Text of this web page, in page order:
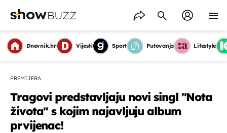
Dnevnik.hr Vijesti Sport Putovanja Lifestyle
PREMIJERA
Tragovi predstavljaju novi singl ''Nota
života'' s kojim najavljuju album
prvijenac!